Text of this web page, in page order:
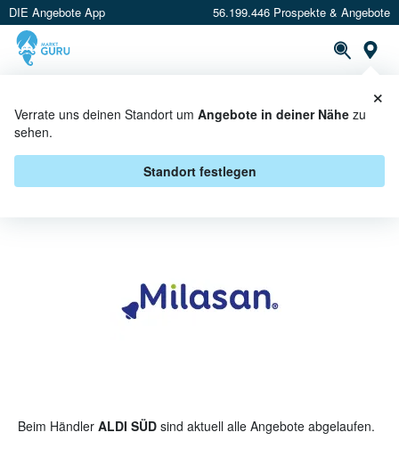
DIE Angebote App 56.199.446 Prospekte & Angebote
Verrate uns deinen Standort um Angebote in deiner Nähe zu
sehen.
Standort festlegen
×
MILASAN BEI ALDI SÜD -
ANGEBOTE & AKTIONEN
Beim Händler ALDI SÜD sind aktuell alle Angebote abgelaufen.